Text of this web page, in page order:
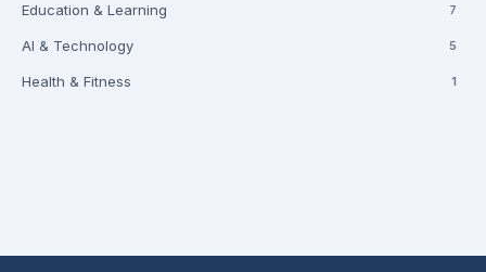
Education & Learning 7
AI & Technology 5
Health & Fitness 1